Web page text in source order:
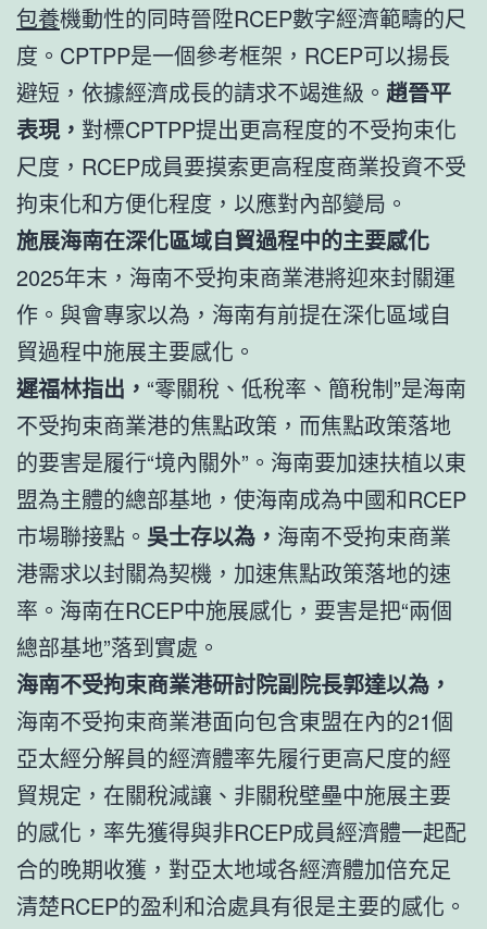
包養機動性的同時晉陞RCEP數字經濟範疇的尺
度。CPTPP是一個參考框架，RCEP可以揚長
避短，依據經濟成長的請求不竭進級。 趙晉平
表現， 對標CPTPP提出更高程度的不受拘束化
尺度，RCEP成員要摸索更高程度商業投資不受
拘束化和方便化程度，以應對內部變局。
施展海南在深化區域自貿過程中的主要感化
2025年末，海南不受拘束商業港將迎來封關運
作。與會專家以為，海南有前提在深化區域自
貿過程中施展主要感化。
遲福林指出， “零關稅、低稅率、簡稅制”是海南
不受拘束商業港的焦點政策，而焦點政策落地
的要害是履行“境內關外”。海南要加速扶植以東
盟為主體的總部基地，使海南成為中國和RCEP
市場聯接點。 吳士存以為， 海南不受拘束商業
港需求以封關為契機，加速焦點政策落地的速
率。海南在RCEP中施展感化，要害是把“兩個
總部基地”落到實處。
海南不受拘束商業港研討院副院長郭達以為，
海南不受拘束商業港面向包含東盟在內的21個
亞太經分解員的經濟體率先履行更高尺度的經
貿規定，在關稅減讓、非關稅壁壘中施展主要
的感化，率先獲得與非RCEP成員經濟體一起配
合的晚期收獲，對亞太地域各經濟體加倍充足
清楚RCEP的盈利和洽處具有很是主要的感化。